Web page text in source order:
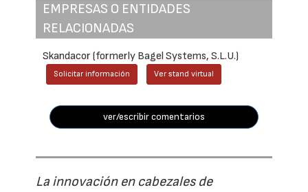
EMPRESAS O ENTIDADES
RELACIONADAS
Skandacor (formerly Bagel Systems, S.L.U.)
Solicitar información Ver stand virtual
ver/escribir comentarios
La innovación en cabezales de